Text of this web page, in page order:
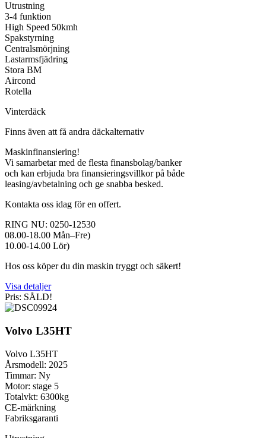
Utrustning
3-4 funktion
High Speed 50kmh
Spakstyrning
Centralsmörjning
Lastarmsfjädring
Stora BM
Aircond
Rotella
Vinterdäck
Finns även att få andra däckalternativ
Maskinfinansiering!
Vi samarbetar med de flesta finansbolag/banker
och kan erbjuda bra finansieringsvillkor på både
leasing/avbetalning och ge snabba besked.
Kontakta oss idag för en offert.
RING NU: 0250-12530
08.00-18.00 Mån–Fre)
10.00-14.00 Lör)
Hos oss köper du din maskin tryggt och säkert!
Visa detaljer
Pris: SÅLD!
Volvo L35HT
Volvo L35HT
Årsmodell: 2025
Timmar: Ny
Motor: stage 5
Totalvkt: 6300kg
CE-märkning
Fabriksgaranti